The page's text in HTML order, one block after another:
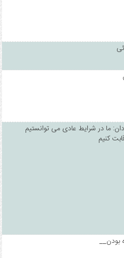
ما در شرایط عادی می توانستیم
کنیم